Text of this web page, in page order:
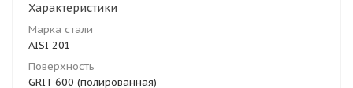
Характеристики
Марка стали
AISI 201
Поверхность
GRIT 600 (полированная)